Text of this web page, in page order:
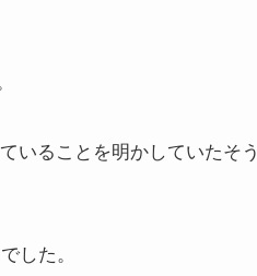
いることを明かしていたそう
した。